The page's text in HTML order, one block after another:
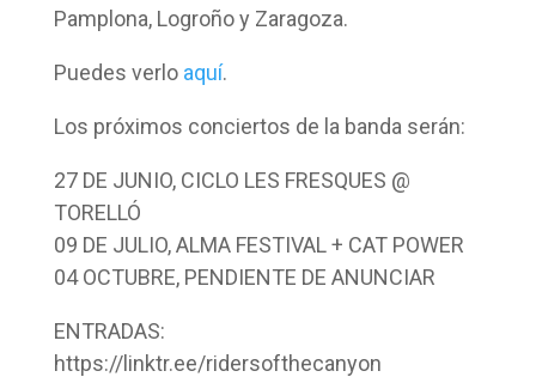
Pamplona, Logroño y Zaragoza.
Puedes verlo aquí.
Los próximos conciertos de la banda serán:
27 DE JUNIO, CICLO LES FRESQUES @
TORELLÓ
09 DE JULIO, ALMA FESTIVAL + CAT POWER
04 OCTUBRE, PENDIENTE DE ANUNCIAR
ENTRADAS:
https://linktr.ee/ridersofthecanyon